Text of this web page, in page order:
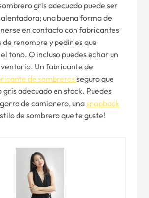
gris adecuado puede ser
una buena forma de
en contacto con fabricantes
de renombre y pedirles que
tono. O incluso puedes echar un
Un fabricante de
de sombrerosseguro que
adecuado en stock. Puedes
de camionero, unasnapback
de sombrero que te guste!